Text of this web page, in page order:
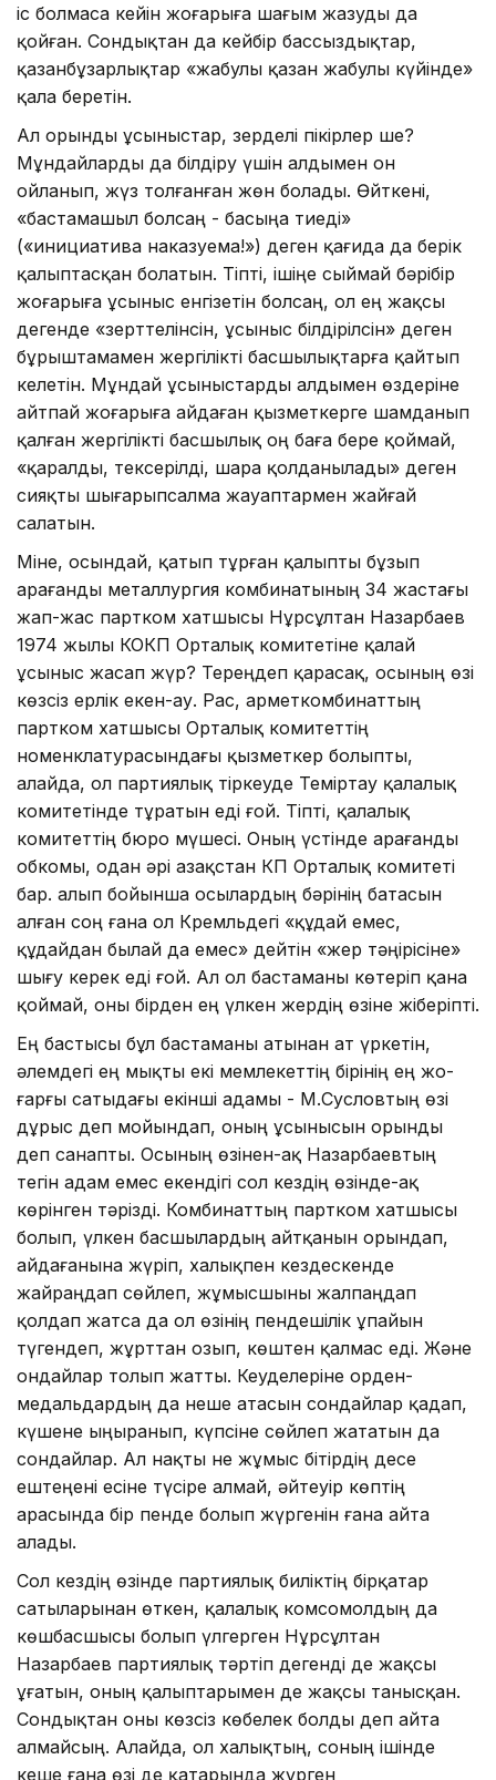
іс болмаса кейін жоғарыға шағым жазуды да
қойған. Сондықтан да кейбір бассыздықтар,
қазанбұзарлықтар «жабулы қазан жабулы күйінде»
қала беретін.
Ал орынды ұсыныстар, зерделі пікірлер ше?
Мұндайларды да білдіру үшін алдымен он
ойланып, жүз толғанған жөн болады. Өйткені,
«бастамашыл болсаң - басыңа тиеді»
(«инициатива нака­зуема!») деген қағида да берік
қалыптасқан болатын. Тіпті, ішіңе сыймай бәрібір
жоғарыға ұсыныс енгізетін болсаң, ол ең жақсы
дегенде «зерттелінсін, ұсыныс білдірілсін» деген
бұрыштамамен жергілікті басшылықтарға қайтып
келетін. Мұндай ұсыныстарды алдымен өздеріне
айтпай жоғарыға айдаған қызметкерге шамданып
қалған жергілікті басшылық оң баға бере қоймай,
«қаралды, тексерілді, шара қолданылады» деген
сияқты шығарыпсалма жау­аптармен жайғай
салатын.
Міне, осындай, қатып тұрған қалыпты бұзып
Қарағанды металлургия комбинатының 34 жас­тағы
жап-жас партком хатшысы Нұрсұлтан Назарбаев
1974 жылы КОКП Орталық комитетіне қалай
ұсыныс жасап жүр? Тереңдеп қа­расақ, осының өзі
көзсіз ерлік екен-ау. Рас, Қарметкомбинаттың
партком хатшысы Орталық комитеттің
номенклатурасындағы қызметкер болыпты,
алайда, ол партиялық тір­кеуде Теміртау қалалық
коми­те­тінде тұратын еді ғой. Тіпті, қа­ла­лық
комитеттің бюро мүшесі. Оның үстінде Қарағанды
обкомы, одан әрі Қазақстан КП Орталық комитеті
бар. Қалып бойынша осылардың бәрінің батасын
алған соң ғана ол Кремльдегі «құдай емес,
құдайдан былай да емес» дей­тін «жер тәңірісіне»
шығу керек еді ғой. Ал ол бастаманы көтеріп қана
қоймай, оны бірден ең үлкен жердің өзіне жіберіпті.
Ең бастысы бұл бастаманы аты­нан ат үркетін,
әлемдегі ең мықты екі мемлекеттің бірінің ең жо­
ғарғы сатыдағы екінші адамы - М.Сусловтың өзі
дұрыс деп мойындап, оның ұсынысын орынды
деп санапты. Осының өзінен-ақ Назарбаевтың
тегін адам емес екендігі сол кездің өзінде-ақ
көрінген тәрізді. Комбинаттың партком хатшысы
болып, үлкен басшылардың айтқанын орындап,
айдағанына жүріп, халықпен кездес­кенде
жайраңдап сөйлеп, жұмысшыны жалпаңдап
қолдап жатса да ол өзінің пендешілік ұпайын
түгендеп, жұрттан озып, көштен қалмас еді. Және
ондайлар толып жатты. Кеуделеріне орден-
медальдардың да неше атасын сондайлар қадап,
күшене ыңыранып, күпсіне сөйлеп жататын да
сондайлар. Ал нақты не жұмыс бітірдің десе
ештеңені есіне түсіре алмай, әйтеуір көптің
арасында бір пенде болып жүргенін ғана айта
алады.
Сол кездің өзінде партиялық биліктің бірқатар
сатыларынан өткен, қалалық комсомолдың да
көшбасшысы болып үлгерген Нұрсұлтан
Назарбаев партиялық тәртіп дегенді де жақсы
ұғатын, оның қалыптарымен де жақсы танысқан.
Сондықтан оны көзсіз көбелек болды деп айта
алмайсың. Алайда, ол халықтың, соның ішінде
кеше ғана өзі де қатарында жүрген